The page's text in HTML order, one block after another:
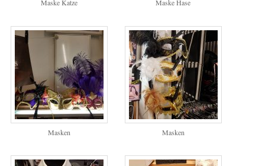
Maske Katze Maske Hase
Masken Masken